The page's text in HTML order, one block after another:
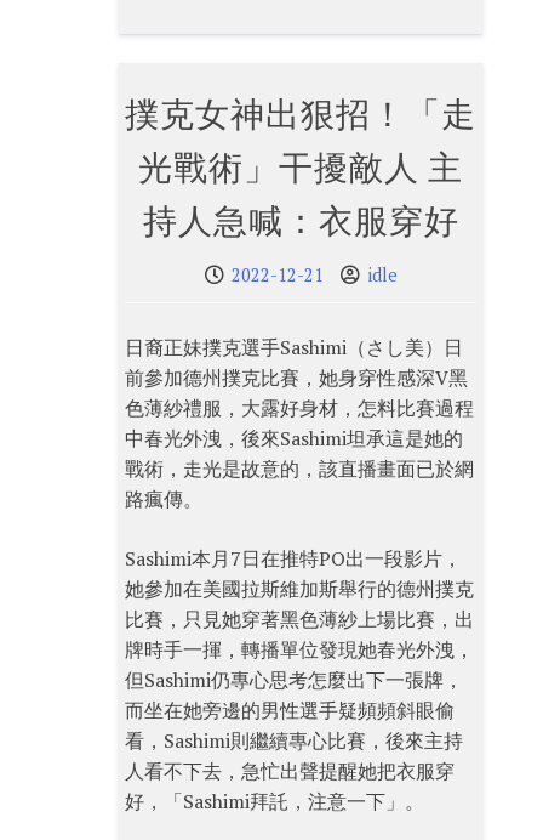
撲克女神出狠招！「走
光戰術」干擾敵人 主
持人急喊：衣服穿好
2022-12-21 idle
日裔正妹撲克選手Sashimi（さし美）日
前參加德州撲克比賽，她身穿性感深V黑
色薄紗禮服，大露好身材，怎料比賽過程
中春光外洩，後來Sashimi坦承這是她的
戰術，走光是故意的，該直播畫面已於網
路瘋傳。
Sashimi本月7日在推特PO出一段影片，
她參加在美國拉斯維加斯舉行的德州撲克
比賽，只見她穿著黑色薄紗上場比賽，出
牌時手一揮，轉播單位發現她春光外洩，
但Sashimi仍專心思考怎麼出下一張牌，
而坐在她旁邊的男性選手疑頻頻斜眼偷
看，Sashimi則繼續專心比賽，後來主持
人看不下去，急忙出聲提醒她把衣服穿
好，「Sashimi拜託，注意一下」。